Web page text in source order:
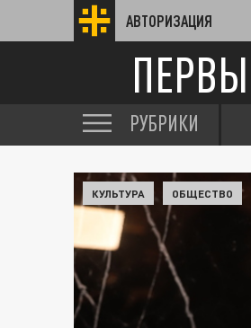
АВТОРИЗАЦИЯ
РУБРИКИ
КУЛЬТУРА ОБЩЕСТВО